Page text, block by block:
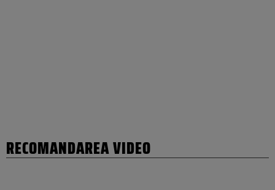
RECOMANDAREA VIDEO